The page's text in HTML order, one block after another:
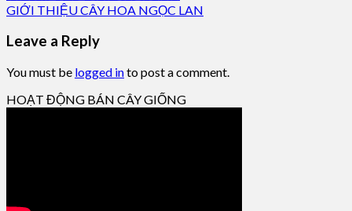
GIỚI THIỆU CÂY HOA NGỌC LAN
Leave a Reply
You must be logged into post a comment.
HOẠT ĐỘNG BÁN CÂY GIỐNG